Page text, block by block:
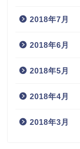
2018年7月
2018年6月
2018年5月
2018年4月
2018年3月